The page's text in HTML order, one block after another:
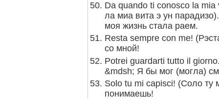
Da quando ti conosco la mia
ла миа вита э ун
моя жизнь стала раем.
Resta sempre con me!
со мной!
Potrei guardarti tutto il
&mdsh; Я бы мог (могла)
Solo tu mi capisci! (Соло ту
понимаешь!